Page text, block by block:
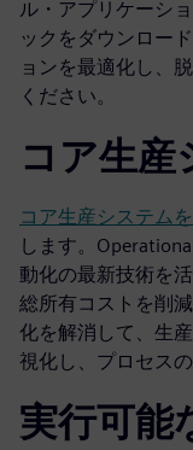
ル・アプリケーシ
ックをダウンロー
ョンを最適化し、
ください。
コア生産
コア生産システム
します。
動化の最新技術を
総所有コストを削
化を解消して、生
視化し、プロセス
実行可能